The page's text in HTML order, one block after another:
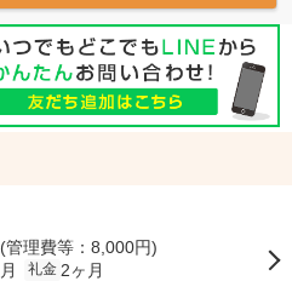
(管理費等：8,000円)
礼金 2ヶ月